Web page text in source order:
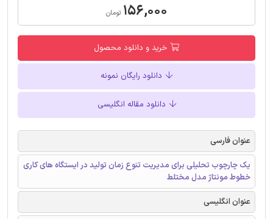
۱۵۶,۰۰۰ تومان
خرید و دانلود محصول
دانلود رایگان نمونه
دانلود مقاله انگلیسی
عنوان فارسی
یک چارچوب تحلیلی برای مدیریت تنوع زمان تولید در ایستگاه های کاری
خطوط مونتاژ مدل مختلط
عنوان انگلیسی